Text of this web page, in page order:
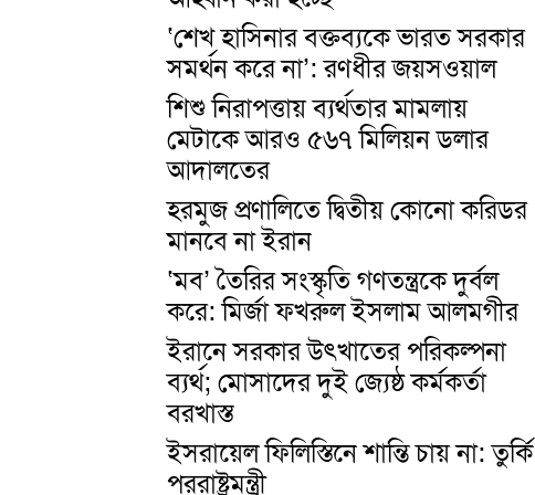
‘শেখ হাসিনার বক্তব্যকে ভারত সরকার
সমর্থন করে না’: রণধীর জয়সওয়াল
শিশু নিরাপত্তায় ব্যর্থতার মামলায়
মেটাকে আরও ৫৬৭ মিলিয়ন ডলার
আদালতের
হরমুজ প্রণালিতে দ্বিতীয় কোনো করিডর
মানবে না ইরান
‘মব’ তৈরির সংস্কৃতি গণতন্ত্রকে দুর্বল
করে: মির্জা ফখরুল ইসলাম আলমগীর
ইরানে সরকার উৎখাতের পরিকল্পনা
ব্যর্থ; মোসাদের দুই জ্যেষ্ঠ কর্মকর্তা
বরখাস্ত
ইসরায়েল ফিলিস্তিনে শান্তি চায় না: তুর্কি
পররাষ্ট্রমন্ত্রী